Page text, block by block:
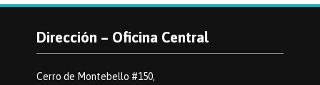
Dirección – Oficina Central
Cerro de Montebello #150,